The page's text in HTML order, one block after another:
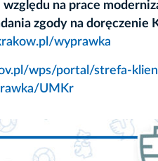
na prace
zgody na
wyprawka
wps/portal/strefa-
UMKr